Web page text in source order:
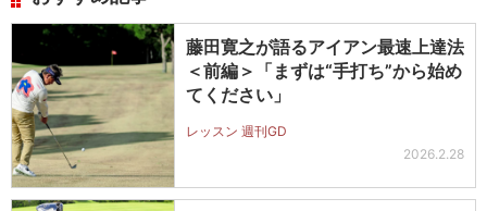
藤田寛之が語るアイアン最速上達法
＜前編＞「まずは“手打ち”から始め
てください」
レッスン 週刊GD
2026.2.28